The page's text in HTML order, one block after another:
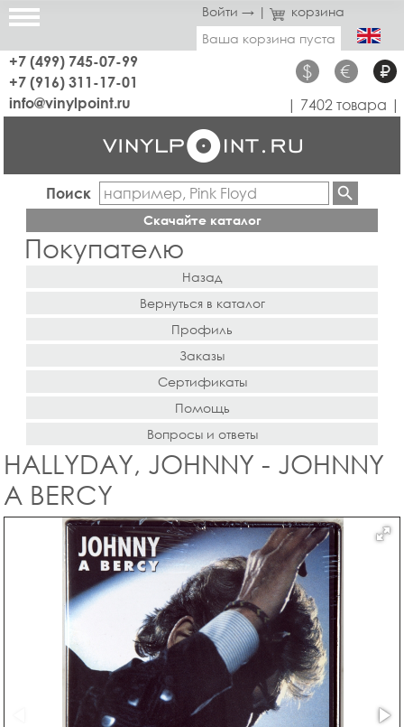
Войти → |
корзина
Ваша корзина пуста
+7 (499) 745-07-99
+7 (916) 311-17-01
$ € ₽
info@vinylpoint.ru | 7402 товара |
Поиск
Скачайте каталог
Покупателю
Назад
Вернуться в каталог
Профиль
Заказы
Сертификаты
Помощь
Вопросы и ответы
HALLYDAY, JOHNNY - JOHNNY
A BERCY